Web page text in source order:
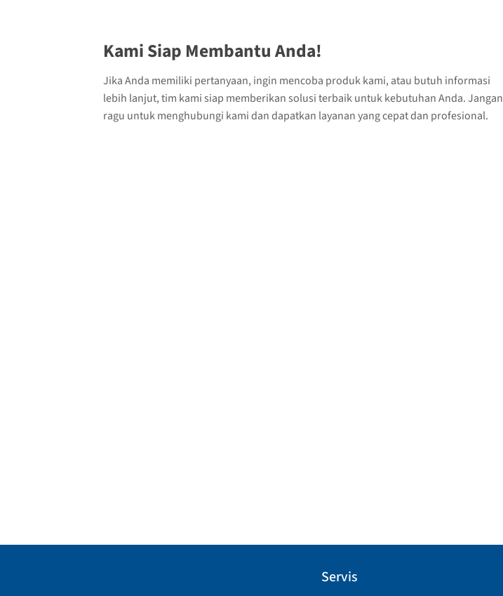
Kami Siap Membantu Anda!
Jika Anda memiliki pertanyaan, ingin mencoba produk kami, atau butuh informasi
lebih lanjut, tim kami siap memberikan solusi terbaik untuk kebutuhan Anda. Jangan
ragu untuk menghubungi kami dan dapatkan layanan yang cepat dan profesional.
Servis